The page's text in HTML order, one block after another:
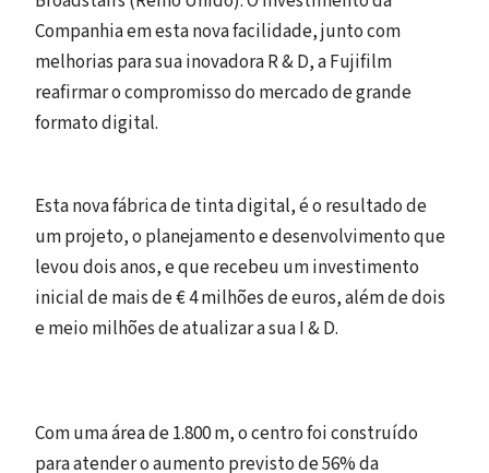
Companhia em esta nova facilidade, junto com
melhorias para sua inovadora R & D, a Fujifilm
reafirmar o compromisso do mercado de grande
formato digital.
Esta nova fábrica de tinta digital, é o resultado de
um projeto, o planejamento e desenvolvimento que
levou dois anos, e que recebeu um investimento
inicial de mais de € 4 milhões de euros, além de dois
e meio milhões de atualizar a sua I & D.
Com uma área de 1.800 m, o centro foi construído
para atender o aumento previsto de 56% da